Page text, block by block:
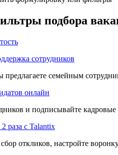
подбора
сотрудников
предлагаете семейным
онлайн
и подписывайте
раза с Talantix
откликов, настройте